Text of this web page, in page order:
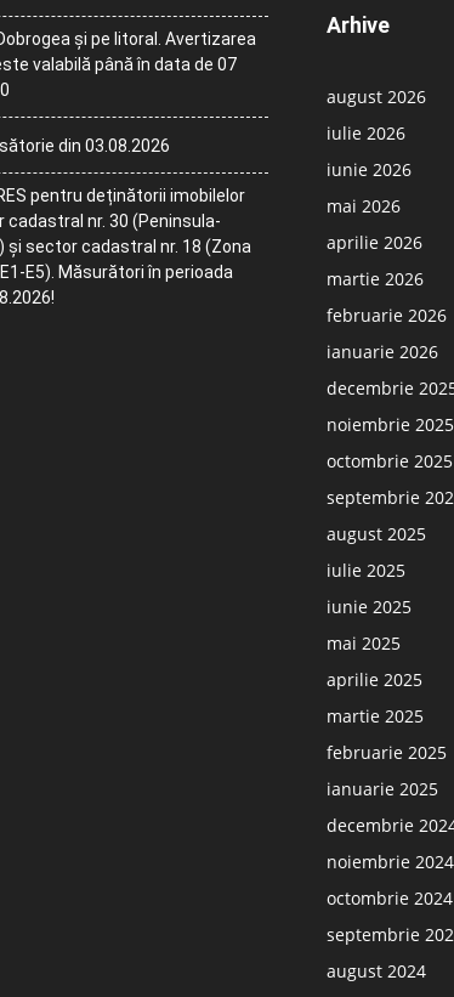
și pe litoral. Avertizarea
valabilă până în data de 07
din 03.08.2026
pentru deținătorii imobilelor
nr. 30 (Peninsula-
și sector cadastral nr. 18 (Zona
E5). Măsurători în perioada
Arhive
august 2026
iulie 2026
iunie 2026
mai 2026
aprilie 2026
martie 2026
februarie 2026
ianuarie 2026
decembrie
noiembrie 2025
octombrie 2025
septembrie
august 2025
iulie 2025
iunie 2025
mai 2025
aprilie 2025
martie 2025
februarie 2025
ianuarie 2025
decembrie
noiembrie 2024
octombrie 2024
septembrie
august 2024